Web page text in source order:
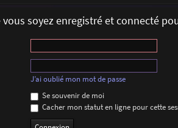
vous soyez enregistré et connecté
J’ai oublié mon mot de passe
Se souvenir de moi
Cacher mon statut en ligne pour cette